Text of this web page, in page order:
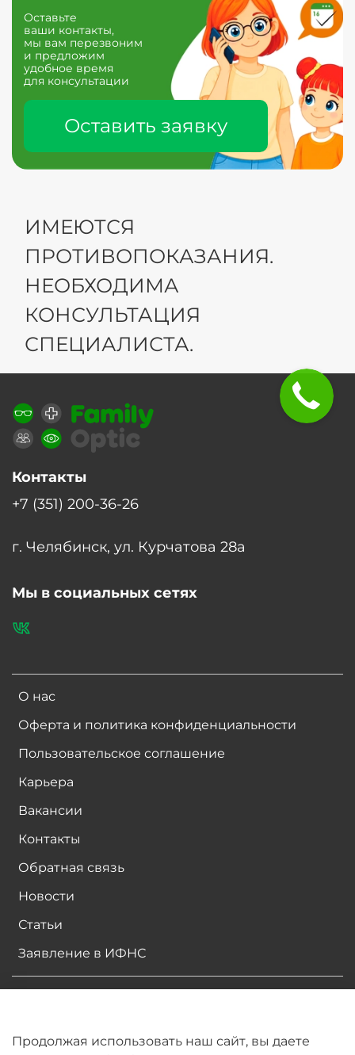
Оставьте
ваши контакты,
мы вам перезвоним
и предложим
удобное время
для консультации
Оставить заявку
ИМЕЮТСЯ
ПРОТИВОПОКАЗАНИЯ.
НЕОБХОДИМА
КОНСУЛЬТАЦИЯ
СПЕЦИАЛИСТА.
О нас
Оферта и политика конфиденциальности
Пользовательское соглашение
Карьера
Вакансии
Контакты
Обратная связь
Новости
Статьи
Заявление в ИФНС
Контакты
+7 (351) 200-36-26
г. Челябинск, ул. Курчатова 28а
Мы в социальных сетях
собственностью владельцев сайта, либо
Продолжая использовать наш сайт, вы даете